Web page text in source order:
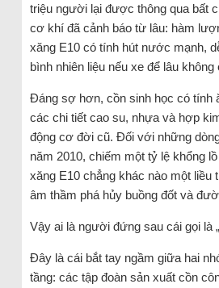
triệu người lại được thông qua bất
cơ khí đã cảnh báo từ lâu: hàm
xăng E10 có tính hút nước mạnh,
bình nhiên liệu nếu xe để lâu không
Đáng sợ hơn, cồn sinh học có tính
các chi tiết cao su, nhựa và hợp
động cơ đời cũ. Đối với những
năm 2010, chiếm một tỷ lệ khổng
xăng E10 chẳng khác nào một liều
âm thầm phá hủy buồng đốt và
Vậy ai là người đứng sau cái gọi là
Đây là cái bắt tay ngầm giữa hai
tầng: các tập đoàn sản xuất cồn